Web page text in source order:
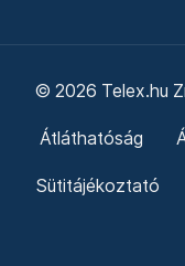
© 2026 Telex.hu
Átláthatóság
Sütitájékoztató